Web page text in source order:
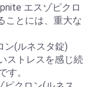
エスゾピクロ
ことには、重大な
ン(ルネスタ錠)
ストレスを感じ続
す。